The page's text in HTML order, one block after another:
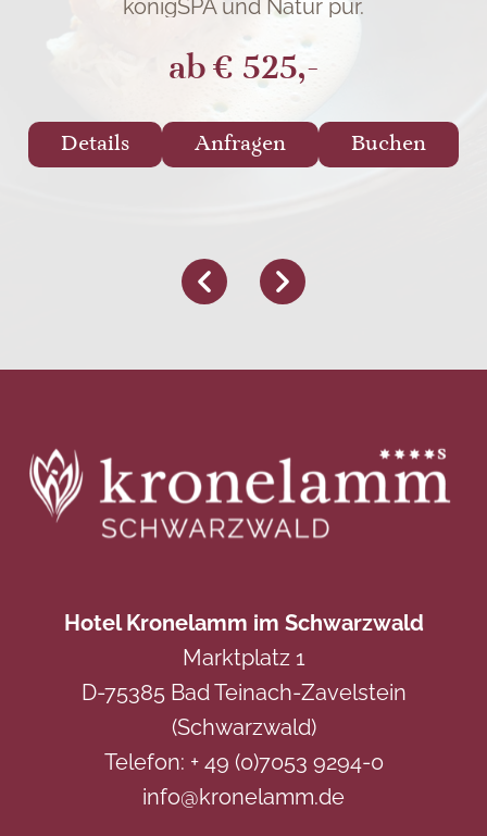
königSPA und Natur pur.
ab € 525,-
Details Anfragen Buchen
Hotel Kronelamm im Schwarzwald
Marktplatz 1
D-75385 Bad Teinach-Zavelstein
(Schwarzwald)
Telefon: + 49 (0)7053 9294-0
info@kronelamm.de